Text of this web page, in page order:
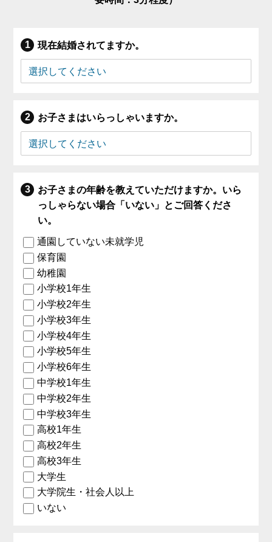
現在結婚されてますか。
お子さまはいらっしゃいますか。
お子さまの年齢を教えていただけますか。いら
っしゃらない場合「いない」とご回答くださ
い。
通園していない未就学児
保育園
幼稚園
小学校1年生
小学校2年生
小学校3年生
小学校4年生
小学校5年生
小学校6年生
中学校1年生
中学校2年生
中学校3年生
高校1年生
高校2年生
高校3年生
大学生
大学院生・社会人以上
いない